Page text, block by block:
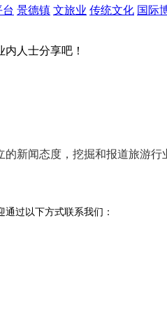
台 景德镇 文旅业 传统文化 国际
内人士分享吧！
的新闻态度 ，挖掘和报道旅游行
通过以下方式联系我们：